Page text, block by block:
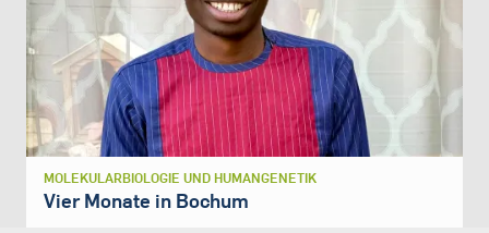
MOLEKULARBIOLOGIE UND HUMANGENETIK
Vier Monate in Bochum